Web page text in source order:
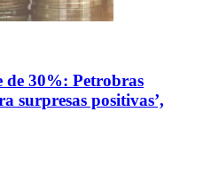
de 30%: Petrobras
surpresas positivas’,